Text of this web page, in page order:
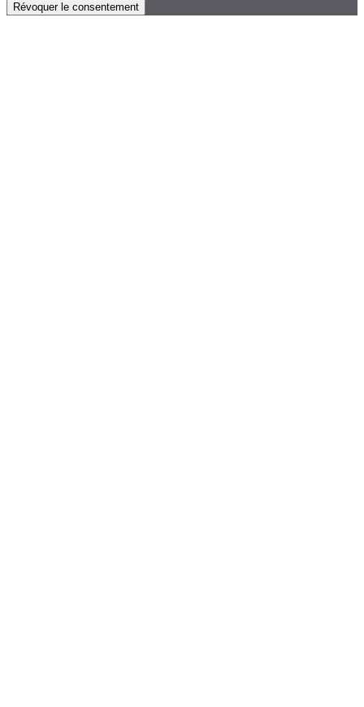
Révoquer le consentement